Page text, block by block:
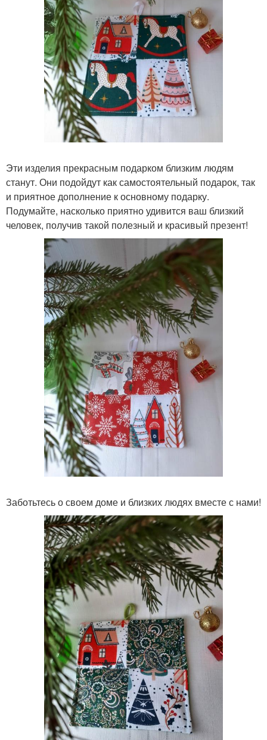
Эти изделия прекрасным подарком близким людям
станут. Они подойдут как самостоятельный подарок, так
и приятное дополнение к основному подарку.
Подумайте, насколько приятно удивится ваш близкий
человек, получив такой полезный и красивый презент!
Заботьтесь о своем доме и близких людях вместе с нами!